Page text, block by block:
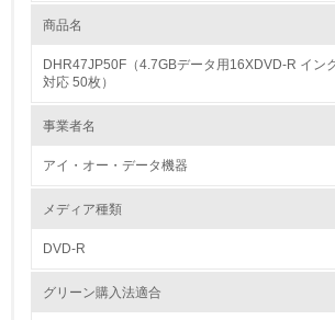
環境方針を持っている
環境対応の責任体制を定めている
環境問題に関する従業員教育を行っている
商品名
DHR47JP50F（4.7GBデータ用16XDVD-R イン
対応 50枚）
事業者名
アイ・オー・データ機器
メディア種類
DVD-R
グリーン購入法適合